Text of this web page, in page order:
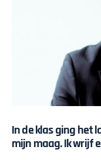
In de klas ging het
mijn maag. Ik wrijf